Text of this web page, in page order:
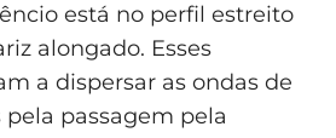
está no perfil estreito
alongado. Esses
a dispersar as ondas de
pela passagem pela